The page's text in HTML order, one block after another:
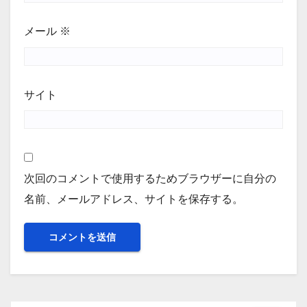
メール ※
サイト
次回のコメントで使用するためブラウザーに自分の
名前、メールアドレス、サイトを保存する。